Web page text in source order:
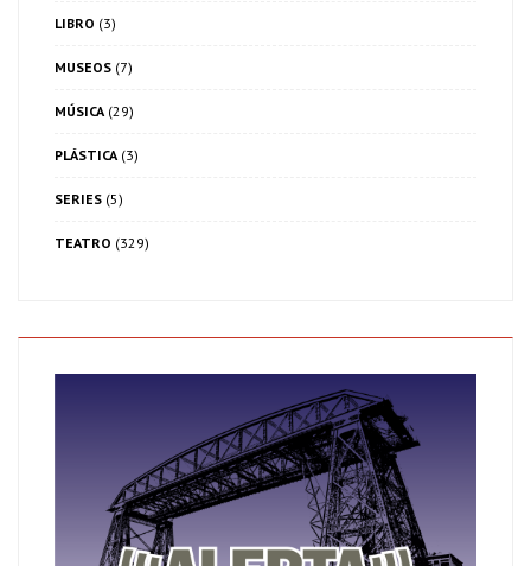
LIBRO (3)
MUSEOS (7)
MÚSICA (29)
PLÁSTICA (3)
SERIES (5)
TEATRO (329)